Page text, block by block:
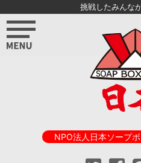
挑戦したみんな
NPO法人日本ソープ